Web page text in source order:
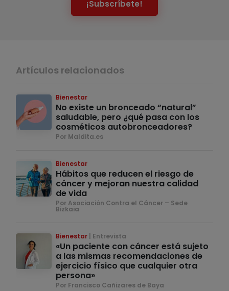
¡Subscríbete!
Artículos relacionados
Bienestar
No existe un bronceado “natural”
saludable, pero ¿qué pasa con los
cosméticos autobronceadores?
Por Maldita.es
Bienestar
Hábitos que reducen el riesgo de
cáncer y mejoran nuestra calidad
de vida
Por Asociación Contra el Cáncer – Sede
Bizkaia
Bienestar Entrevista
«Un paciente con cáncer está sujeto
a las mismas recomendaciones de
ejercicio físico que cualquier otra
persona»
Por Francisco Cañizares de Baya